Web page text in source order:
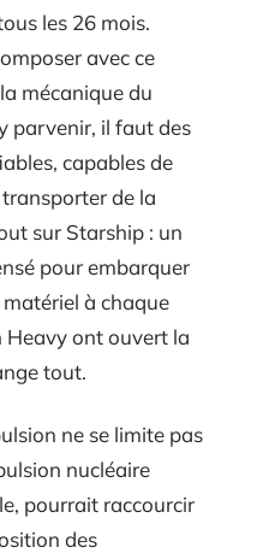
les 26 mois.
avec ce
mécanique du
parvenir, il faut des
capables de
de la
sur Starship : un
pour embarquer
à chaque
Heavy ont ouvert la
tout.
ne se limite pas
nucléaire
pourrait raccourcir
des